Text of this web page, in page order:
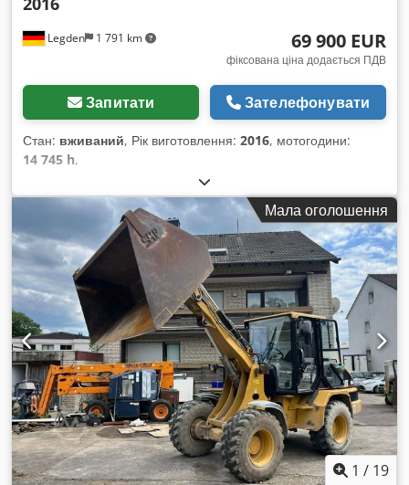
Legden 1 791 km 69 900 EUR
фіксована ціна додається ПДВ
Запитати Зателефонувати
Стан: вживаний, Рік виготовлення: 2016, мотогодини:
14 745 h,
Мала оголошення
1 / 19